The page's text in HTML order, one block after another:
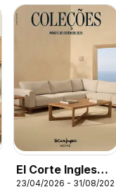
El Corte Ingles
23/04/2026 - 31/08/2026